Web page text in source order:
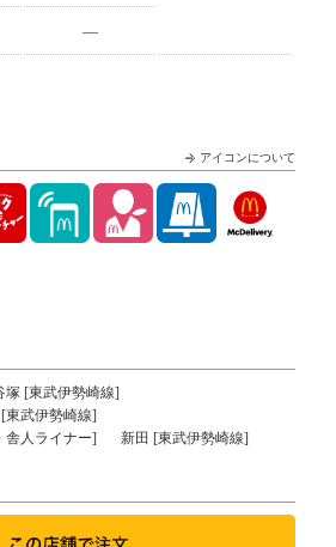
—
アイコンについて
塚 [東武伊勢崎線]
東武伊勢崎線]
舎人ライナー]
新田 [東武伊勢崎線]